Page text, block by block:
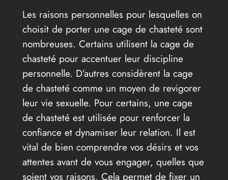
Les raisons personnelles pour lesquelles on
choisit de porter une cage de chasteté sont
nombreuses. Certains utilisent la cage de
chasteté pour accentuer leur discipline
personnelle. D’autres considèrent la cage
de chasteté comme un moyen de revigorer
leur vie sexuelle. Pour certains, une cage
de chasteté est utilisée pour renforcer la
confiance et dynamiser leur relation. Il est
vital de bien comprendre vos désirs et vos
attentes avant de vous engager, quelles que
soient vos raisons. Cela permet de fixer un